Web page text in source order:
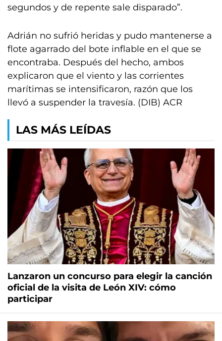
segundos y de repente sale disparado”.
Adrián no sufrió heridas y pudo mantenerse a
flote agarrado del bote inflable en el que se
encontraba. Después del hecho, ambos
explicaron que el viento y las corrientes
marítimas se intensificaron, razón que los
llevó a suspender la travesía. (DIB) ACR
LAS MÁS LEÍDAS
Lanzaron un concurso para elegir la canción
oficial de la visita de León XIV: cómo
participar